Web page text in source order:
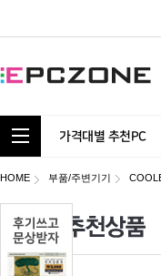
통합 카테고리 보기
가격대별 추천PC
HOME 부품/주변기기